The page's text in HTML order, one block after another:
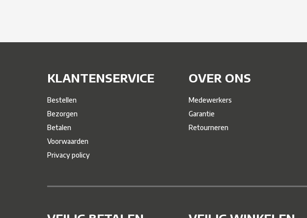
KLANTENSERVICE
Bestellen
Bezorgen
Betalen
Voorwaarden
Privacy policy
OVER ONS
Medewerkers
Garantie
Retourneren